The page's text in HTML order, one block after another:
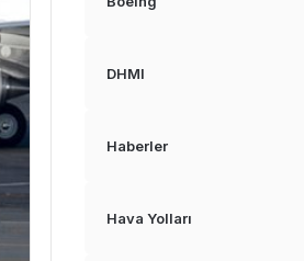
DHMI
Haberler
Hava Yolları